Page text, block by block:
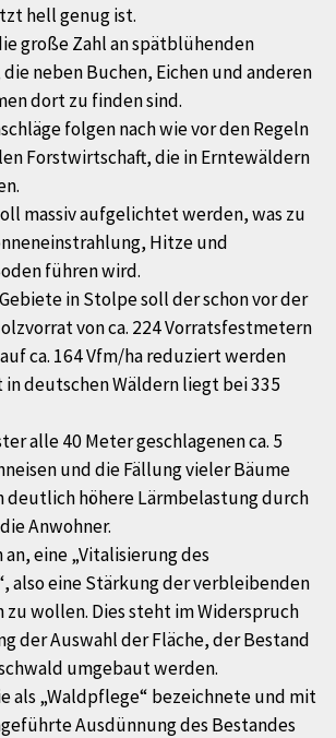
hell genug ist.
große Zahl an spätblühenden
neben Buchen, Eichen und anderen
dort zu finden sind.
folgen nach wie vor den Regeln
Forstwirtschaft, die in Erntewäldern
massiv aufgelichtet werden, was zu
Hitze und
führen wird.
in Stolpe soll der schon vor der
von ca. 224 Vorratsfestmetern
ca. 164 Vfm/ha reduziert werden
deutschen Wäldern liegt bei 335
alle 40 Meter geschlagenen ca. 5
und die Fällung vieler Bäume
deutlich höhere Lärmbelastung durch
Anwohner.
eine „Vitalisierung des
also eine Stärkung der verbleibenden
zu wollen. Dies steht im Widerspruch
der Auswahl der Fläche, der Bestand
umgebaut werden.
als „Waldpflege“ bezeichnete und mit
Ausdünnung des Bestandes